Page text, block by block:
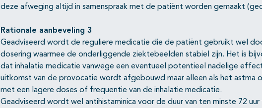
deze afweging altijd in samenspraak met de patiënt worden gemaakt
Rationale aanbeveling 3
Geadviseerd wordt de reguliere medicatie die de patiënt gebruikt wel
dosering waarmee de onderliggende ziektebeelden stabiel zijn. Het is
dat inhalatie medicatie vanwege een eventueel potentieel nadelige
uitkomst van de provocatie wordt afgebouwd maar alleen als het astma
met een lagere doses of frequentie van de inhalatie medicatie.
Geadviseerd wordt wel antihistaminica voor de duur van ten minste 72